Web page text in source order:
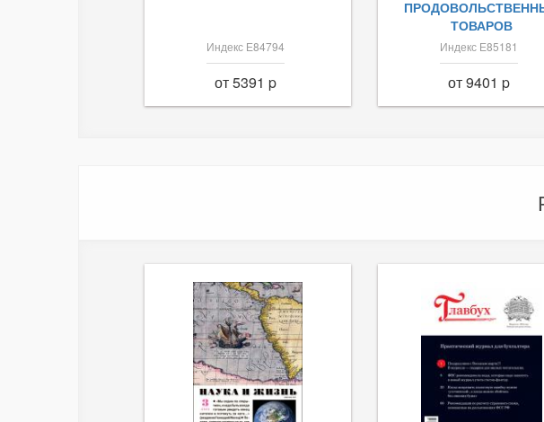
Индекс Е84794
от 5391 p
ТОВАРОВ
Индекс Е85181
от 9401 p